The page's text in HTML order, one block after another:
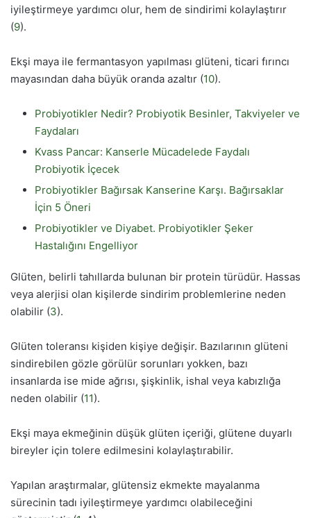
iyileştirmeye yardımcı olur, hem de sindirimi kolaylaştırır
(9).
Ekşi maya ile fermantasyon yapılması glüteni, ticari fırıncı
mayasından daha büyük oranda azaltır (10).
Probiyotikler Nedir? Probiyotik Besinler, Takviyeler ve
Faydaları
Kvass Pancar: Kanserle Mücadelede Faydalı
Probiyotik İçecek
Probiyotikler Bağırsak Kanserine Karşı. Bağırsaklar
İçin 5 Öneri
Probiyotikler ve Diyabet. Probiyotikler Şeker
Hastalığını Engelliyor
Glüten, belirli tahıllarda bulunan bir protein türüdür. Hassas
veya alerjisi olan kişilerde sindirim problemlerine neden
olabilir (3).
Glüten toleransı kişiden kişiye değişir. Bazılarının glüteni
sindirebilen gözle görülür sorunları yokken, bazı
insanlarda ise mide ağrısı, şişkinlik, ishal veya kabızlığa
neden olabilir (11).
Ekşi maya ekmeğinin düşük glüten içeriği, glütene duyarlı
bireyler için tolere edilmesini kolaylaştırabilir.
Yapılan araştırmalar, glütensiz ekmekte mayalanma
sürecinin tadı iyileştirmeye yardımcı olabileceğini